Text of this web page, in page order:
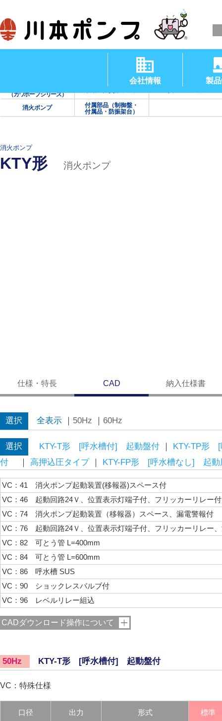
会社情報 製
（温水用水中ポンプ）
（カワホープシリーズ）
消火ポンプ
付属部品（制御盤・
付属品・防振架台）
消火ポンプ
KTY形 消火ポンプ
仕様・特長 CAD 納入仕様書
選択 全表示｜ 50Hz 60Hz
選択 KTY-T形 [呼水槽付] 起動盤付｜
KTY-TP形
付
｜ 高押込圧タイプ｜ KTY-FP形 [呼水槽なし] 起動
VC：41 消火ポンプ起動装置(移報器)スペース付
VC：46 起動回路24Ｖ、位置表示灯端子付、フリッカーリレー付
VC：74 消火ポンプ起動装置（移報器）スペース、漏電警報付
VC：76 起動回路24Ｖ、位置表示灯端子付、フリッカーリレー
VC：82 可とう管 L=400mm
VC：84 可とう管 L=600mm
VC：86 呼水槽 SUS
VC：90 ショックレスバルブ付
VC：96 レベルリレー組込
CADダウンロード操作について
50Hz KTY-T形 [呼水槽付] 起動盤付
VC：特殊仕様
口径 出力 形式 標準